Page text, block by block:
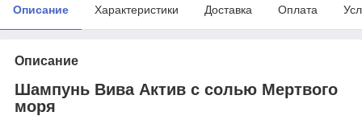
Описание Характеристики Доставка Оплата
Описание
Шампунь Вива Актив с солью Мертвого
моря